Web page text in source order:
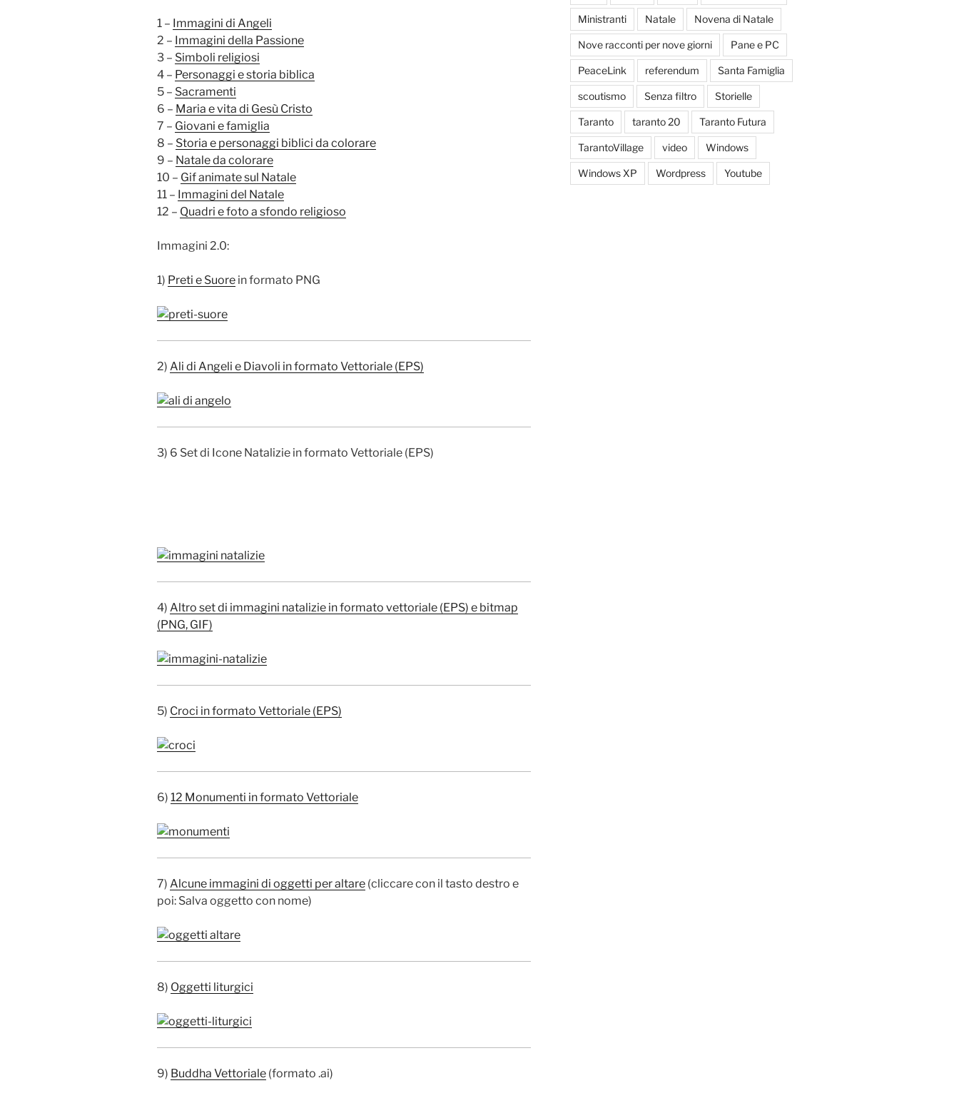
1 – Immagini di Angeli
2 – Immagini della Passione
3 – Simboli religiosi
4 – Personaggi e storia biblica
5 – Sacramenti
6 – Maria e vita di Gesù Cristo
7 – Giovani e famiglia
8 – Storia e personaggi biblici da colorare
9 – Natale da colorare
10 – Gif animate sul Natale
11 – Immagini del Natale
12 – Quadri e foto a sfondo religioso
Immagini 2.0:
1) Preti e Suore in formato PNG
2) Ali di Angeli e Diavoli in formato Vettoriale (EPS)
3) 6 Set di Icone Natalizie in formato Vettoriale (EPS)
4) Altro set di immagini natalizie in formato vettoriale (EPS) e bitmap
(PNG, GIF)
5) Croci in formato Vettoriale (EPS)
6) 12 Monumenti in formato Vettoriale
7) Alcune immagini di oggetti per altare (cliccare con il tasto destro e
poi: Salva oggetto con nome)
8) Oggetti liturgici
9) Buddha Vettoriale (formato .ai)
Ministranti Natale Novena di Natale
Nove racconti per nove giorni Pane e PC
PeaceLink referendum Santa Famiglia
scoutismo Senza filtro Storielle
Taranto taranto 20 Taranto Futura
TarantoVillage video Windows
Windows XP Wordpress Youtube